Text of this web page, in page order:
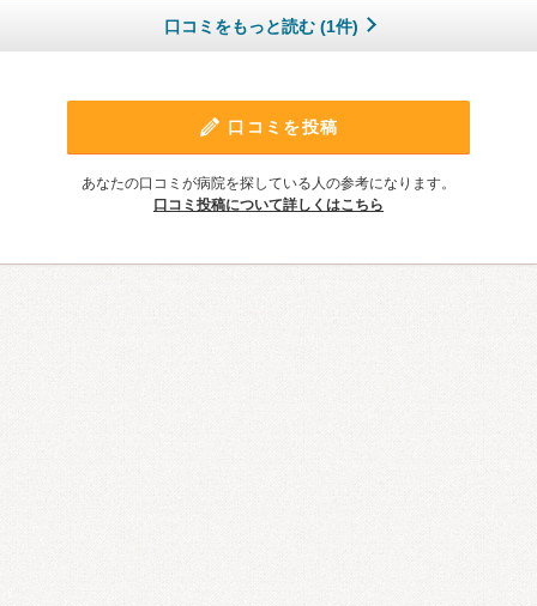
口コミをもっと読む (1件)
口コミを投稿
あなたの口コミが病院を探している人の参考になります。
口コミ投稿について詳しくはこちら